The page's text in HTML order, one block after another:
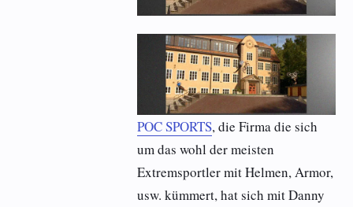
POC SPORTS, die Firma die sich
um das wohl der meisten
Extremsportler mit Helmen, Armor,
usw. kümmert, hat sich mit Danny